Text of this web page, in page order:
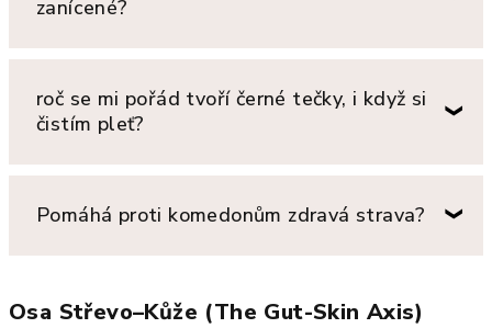
zanícené?
roč se mi pořád tvoří černé tečky, i když si
čistím pleť?
Pomáhá proti komedonům zdravá strava?
Osa Střevo–Kůže (The Gut-Skin Axis)